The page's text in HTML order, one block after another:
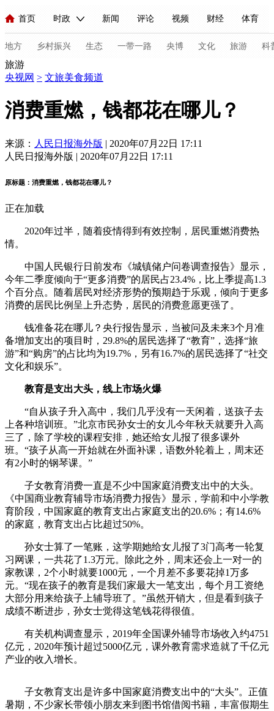
首页 时政 新闻 评论 视频 财经 体育
人民领袖习近平 联播+ 中国领导人 央视快评 习式妙语
直播 栏目大全 节目单 听音 微视频 主持人
海外频道 iPanda English Монгол
地方 乡村振兴 生态 一带一路 央博 文化 旅游 科
新闻 国内 国际 评论 经济 军事
人民领袖习近平 联播+ 热解读
现场
VIP会员 CCTV奥林匹克频道 生活体育大会 体育江湖
财经 教育 乡村振兴 生态环境 一带一路 央博
CCTV.节目官网 直播 节目单
旅游
央视网 > 文旅美食频道
消费重燃，钱都花在哪儿？
来源： 人民日报海外版 | 2020年07月22日 17:11
人民日报海外版 | 2020年07月22日 17:11
原标题：消费重燃，钱都花在哪儿？
正在加载
2020年过半，随着疫情得到有效控制，居民重燃消费热
情。
中国人民银行日前发布《城镇储户问卷调查报告》显示，
今年二季度倾向于“更多消费”的居民占23.4%，比上季提高1.3
个百分点。随着居民对经济形势的预期趋于乐观，倾向于更多
消费的居民比例呈上升态势，居民的消费意愿更强了。
钱准备花在哪儿？央行报告显示，当被问及未来3个月准
备增加支出的项目时，29.8%的居民选择了“教育”，选择“旅
游”和“购房”的占比均为19.7%，另有16.7%的居民选择了“社交
文化和娱乐”。
教育是支出大头，线上市场火爆
“自从孩子升入高中，我们几乎没有一天闲着，送孩子去
上各种培训班。”北京市民孙女士的女儿今年秋天就要升入高
三了，除了学校的课程安排，她还给女儿报了很多课外
班。“孩子从高一开始就在外面补课，语数外轮着上，周末还
有2小时的钢琴课。”
子女教育消费一直是不少中国家庭消费支出中的大头。
《中国商业教育辅导市场消费力报告》显示，学前和中小学教
育阶段，中国家庭的教育支出占家庭支出的20.6%；有14.6%
的家庭，教育支出占比超过50%。
孙女士算了一笔账，这学期她给女儿报了3门高考一轮复
习网课，一共花了1.3万元。除此之外，周末还会上一对一的
家教课，2个小时就要1000元，一个月差不多要花掉1万多
元。“现在孩子的教育是我们家最大一笔支出，每个月工资绝
大部分用来给孩子上辅导班了。”虽然开销大，但是看到孩子
成绩不断进步，孙女士觉得这笔钱花得很值。
有关机构调查显示，2019年全国课外辅导市场收入约4751
亿元，2020年预计超过5000亿元，课外教育需求造就了千亿元
产业的收入增长。
子女教育支出是许多中国家庭消费支出中的“大头”。正值
暑期，不少家长带领小朋友来到图书馆借阅书籍，丰富假期生